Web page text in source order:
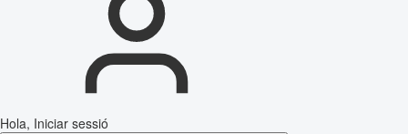
Hola, Iniciar sessió